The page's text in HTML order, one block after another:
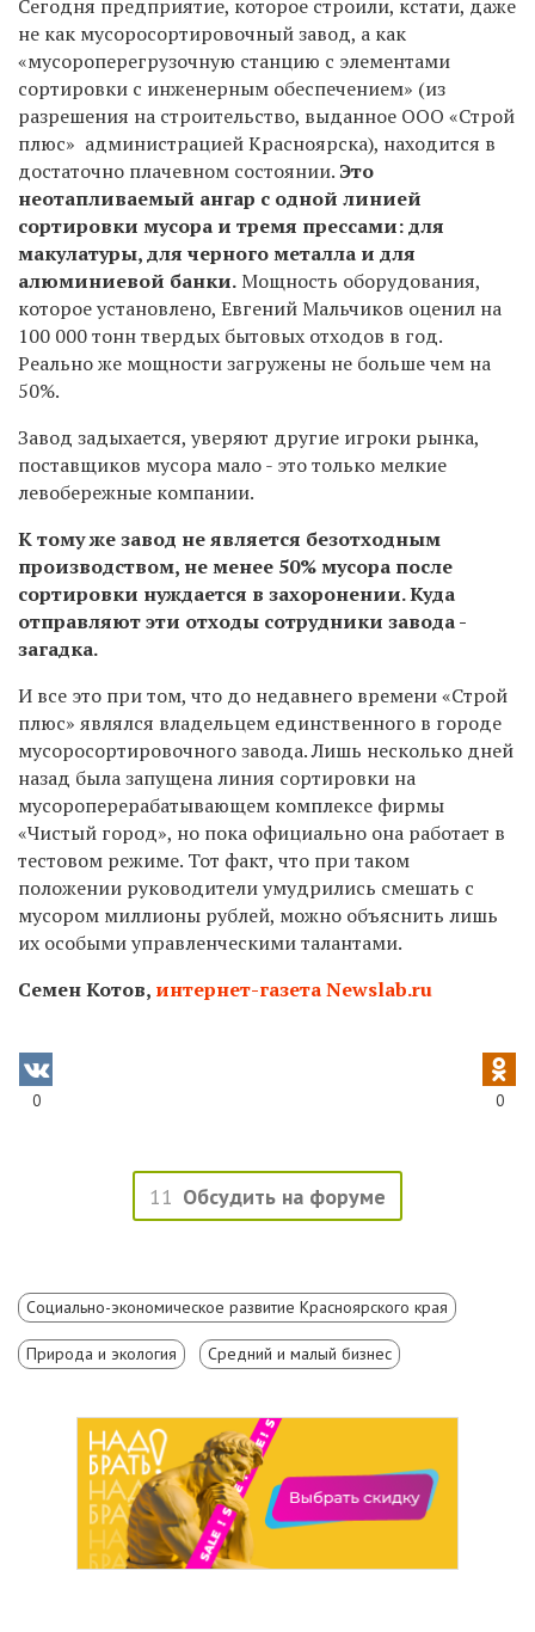
Сегодня предприятие, которое строили, кстати, даже
не как мусоросортировочный завод, а как
«мусороперегрузочную станцию с элементами
сортировки с инженерным обеспечением» (из
разрешения на строительство, выданное ООО «Строй
плюс» администрацией Красноярска), находится в
достаточно плачевном состоянии. Это
неотапливаемый ангар с одной линией
сортировки мусора и тремя прессами: для
макулатуры, для черного металла и для
алюминиевой банки.Мощность оборудования,
которое установлено, Евгений Мальчиков оценил на
100 000 тонн твердых бытовых отходов в год.
Реально же мощности загружены не больше чем на
50%.
Завод задыхается, уверяют другие игроки рынка,
поставщиков мусора мало - это только мелкие
левобережные компании.
К тому же завод не является безотходным
производством, не менее 50% мусора после
сортировки нуждается в захоронении. Куда
отправляют эти отходы сотрудники завода -
загадка.
И все это при том, что до недавнего времени «Строй
плюс» являлся владельцем единственного в городе
мусоросортировочного завода. Лишь несколько дней
назад была запущена линия сортировки на
мусороперерабатывающем комплексе фирмы
«Чистый город», но пока официально она работает в
тестовом режиме. Тот факт, что при таком
положении руководители умудрились смешать с
мусором миллионы рублей, можно объяснить лишь
их особыми управленческими талантами.
Семен Котов, интернет-газета Newslab.ru
0 0
11 Обсудить на форуме
Социально-экономическое развитие Красноярского края
Природа и экология Средний и малый бизнес